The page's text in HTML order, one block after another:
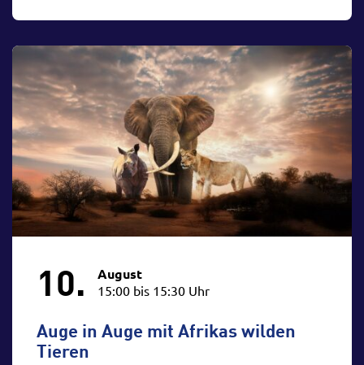
10. August
15:00 bis 15:30 Uhr
Auge in Auge mit Afrikas wilden
Tieren